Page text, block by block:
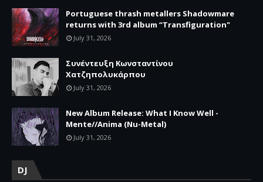
Portuguese thrash metallers Shadowmare
returns with 3rd album “Transfiguration"
July 31, 2026
Συνέντευξη Κωνσταντίνου
Χατζηπολυκάρπου
July 31, 2026
New Album Release: What I Know Well -
Mente//Anima (Nu-Metal)
July 31, 2026
DJ